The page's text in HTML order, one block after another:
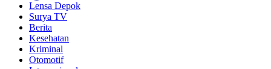
Lensa Depok
Surya TV
Berita
Kesehatan
Kriminal
Otomotif